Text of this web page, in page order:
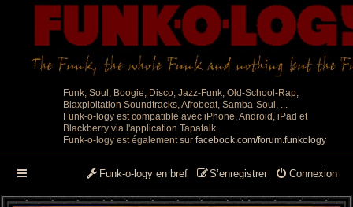
Funk, Soul, Boogie, Disco, Jazz-Funk, Old-School-Rap,
Blaxploitation Soundtracks, Afrobeat, Samba-Soul, ...
Funk-o-logy est compatible avec iPhone, Android, iPad et
Blackberry via l'application Tapatalk
Funk-o-logy est également sur facebook.com/forum.funkology
Connexion
S’enregistrer
Funk-o-logy en bref